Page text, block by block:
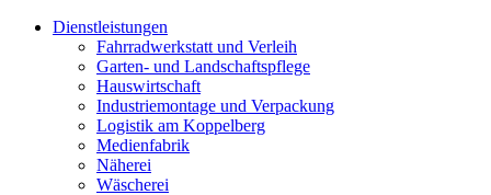
Dienstleistungen
Fahrradwerkstatt und Verleih
Garten- und Landschaftspflege
Hauswirtschaft
Industriemontage und Verpackung
Logistik am Koppelberg
Medienfabrik
Näherei
Wäscherei